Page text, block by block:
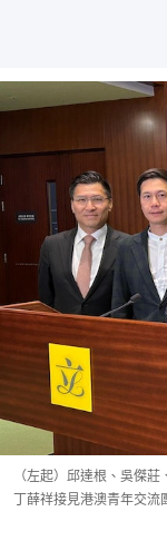
（左起）邱達根、吳傑
丁薛祥接見港澳青年交流